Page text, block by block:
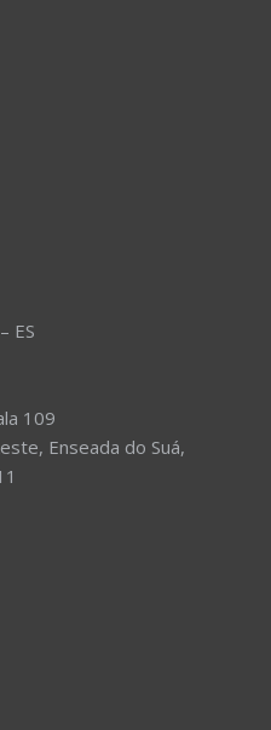
ES
109
Enseada do Suá,